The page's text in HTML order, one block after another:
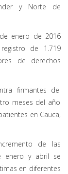
y Norte de
enero de 2016
de 1.719
de derechos
firmantes del
meses del año
en Cauca,
de las
enero y abril se
en diferentes